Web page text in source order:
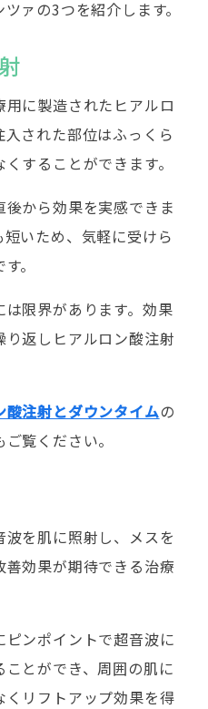
ァの3つを紹介します。
に製造されたヒアルロ
された部位はふっくら
することができます。
から効果を実感できま
いため、気軽に受けら
。
限界があります。効果
返しヒアルロン酸注射
注射とダウンタイムの
覧ください。
を肌に照射し、メスを
効果が期待できる治療
ンポイントで超音波に
とができ、周囲の肌に
リフトアップ効果を得